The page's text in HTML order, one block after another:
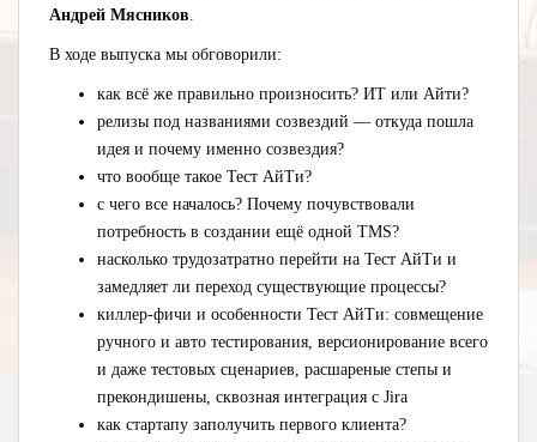
Андрей Мясников.
В ходе выпуска мы обговорили:
как всё же правильно произносить? ИТ или Айти?
релизы под названиями созвездий — откуда пошла
идея и почему именно созвездия?
что вообще такое Тест АйТи?
с чего все началось? Почему почувствовали
потребность в создании ещё одной TMS?
насколько трудозатратно перейти на Тест АйТи и
замедляет ли переход существующие процессы?
киллер-фичи и особенности Тест АйТи: совмещение
ручного и авто тестирования, версионирование всего
и даже тестовых сценариев, расшареные степы и
прекондишены, сквозная интеграция с Jira
как стартапу заполучить первого клиента?